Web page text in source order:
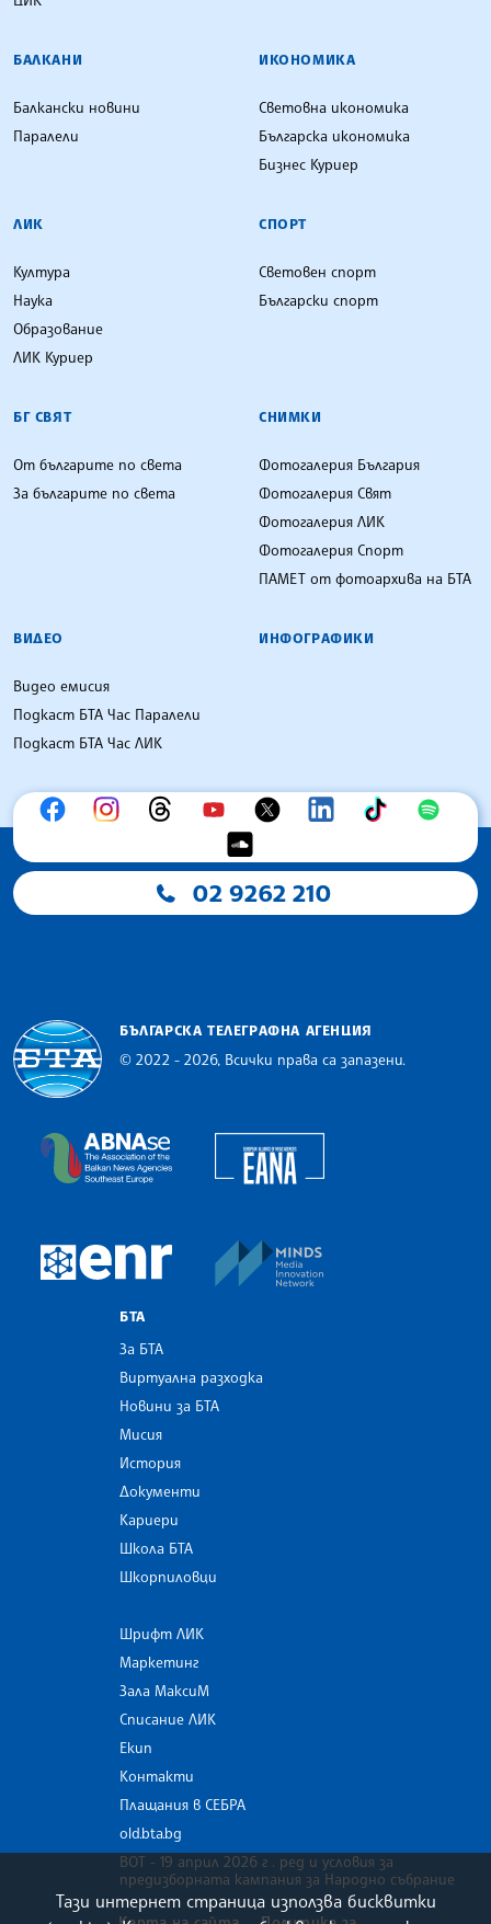
БАЛКАНИ
Балкански новини
Паралели
ИКОНОМИКА
Световна икономика
Българска икономика
Бизнес Куриер
ЛИК
Култура
Наука
Образование
ЛИК Куриер
СПОРТ
Световен спорт
Български спорт
БГ СВЯТ
От българите по света
За българите по света
СНИМКИ
Фотогалерия България
Фотогалерия Свят
Фотогалерия ЛИК
Фотогалерия Спорт
ПАМЕТ от фотоархива на БТА
ВИДЕО
Видео емисия
Подкаст БТА Час Паралели
Подкаст БТА Час ЛИК
ИНФОГРАФИКИ
02 9262 210
БЪЛГАРСКА ТЕЛЕГРАФНА АГЕНЦИЯ
© 2022 - 2026, Всички права са запазени.
The Assocoation of the Balkan News Agencies
European Newsroom
БТА
За БТА
Виртуална разходка
Новини за БТА
Мисия
История
Документи
Кариери
Школа БТА
Шкорпиловци
Шрифт ЛИК
Маркетинг
Зала МаксиМ
Списание ЛИК
Екип
Контакти
Плащания в СЕБРА
old.bta.bg
ВОТ - 19 април 2026 г . ред и условия за
предизборната кампания за Народно събрание
Тази интернет страница използва бисквитки